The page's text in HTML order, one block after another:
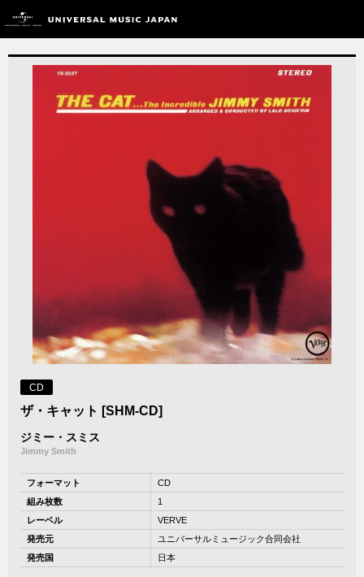
CD
ザ・キャット [SHM-CD]
ジミー・スミス
Jimmy Smith
フォーマット
CD
組み枚数
1
レーベル
VERVE
発売元
ユニバーサルミュージック合同会社
発売国
日本